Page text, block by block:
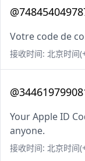
Votre code de
接收时间: 北京时间
Your Apple ID
anyone.
接收时间: 北京时间